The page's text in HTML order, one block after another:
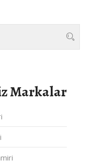
Markalar